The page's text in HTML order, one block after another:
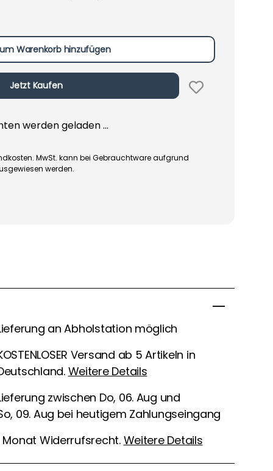
Warenkorb hinzufügen
Jetzt Kaufen
werden geladen ...
MwSt. kann bei Gebrauchtware aufgrund
werden.
an Abholstation möglich
Versand ab 5 Artikeln in
Weitere Details
zwischen Do, 06. Aug und
09. Aug bei heutigem Zahlungseingang
Monat Widerrufsrecht. Weitere Details